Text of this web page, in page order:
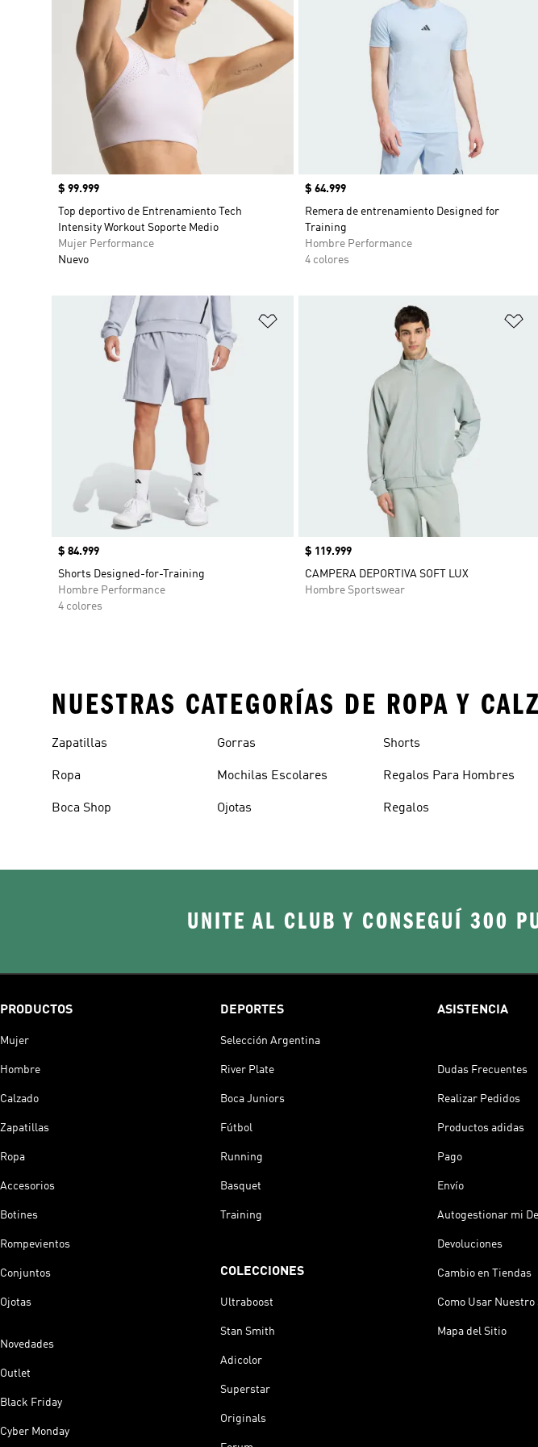
Precio
$ 99.999
Top deportivo de Entrenamiento Tech
Intensity Workout Soporte Medio
Mujer Performance
Nuevo
Precio
$ 64.999
Remera de entrenamiento Designed for
Training
Hombre Performance
4 colores
Añadir a la lista de deseos
Precio
$ 84.999
Shorts Designed-for-Training
Hombre Performance
4 colores
Precio
$ 119.999
CAMPERA DEPORTIVA SOFT LUX
Hombre Sportswear
NUESTRAS CATEGORÍAS DE ROPA Y
Zapatillas
Ropa
Boca Shop
Gorras
Mochilas Escolares
Ojotas
Shorts
Regalos Para Hombres
Regalos
UNITE AL CLUB Y CONSEGUÍ 300
PRODUCTOS
Mujer
Hombre
Calzado
Zapatillas
Ropa
Accesorios
Botines
Rompevientos
Conjuntos
Ojotas
Novedades
Outlet
Black Friday
Cyber Monday
DEPORTES
Selección Argentina
River Plate
Boca Juniors
Fútbol
Running
Basquet
Training
COLECCIONES
Ultraboost
Stan Smith
Adicolor
Superstar
Originals
ASISTENCIA
Dudas Frecuentes
Realizar Pedidos
Productos adidas
Pago
Envío
Autogestionar mi
Devoluciones
Cambio en Tiendas
Como Usar Nuestro
Mapa del Sitio